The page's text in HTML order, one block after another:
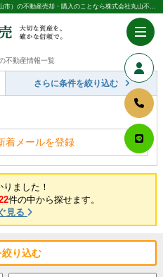
大阪府 高槻市 ｜奈良県（奈良市・生駒市・大和郡山市）の不動産売却・購入のことなら株式会社丸山不動産販売
不動産情報一覧
さらに条件を絞り込む
着メールを登録
りました！
件の中から探せます。
見る
絞り込む